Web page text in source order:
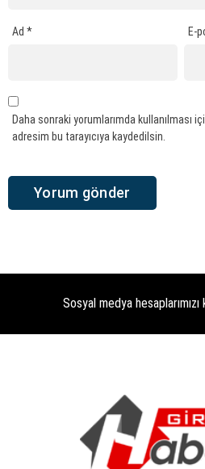
Ad * E-
Daha sonraki yorumlarımda kullanılması
adresim bu tarayıcıya kaydedilsin.
Sosyal medya